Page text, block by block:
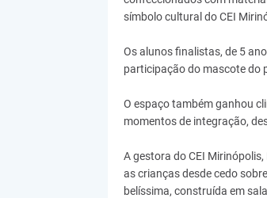
símbolo cultural do CEI
Os alunos finalistas, de 5
participação do mascote do
O espaço também ganhou
momentos de integração,
A gestora do CEI
as crianças desde cedo
belíssima, construída em